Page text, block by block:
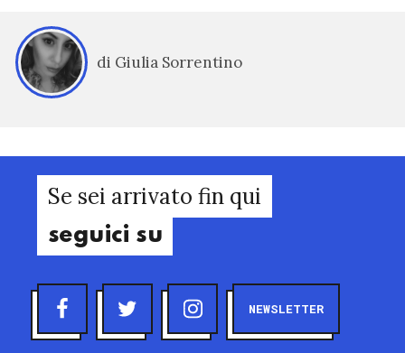
di Giulia Sorrentino
Se sei arrivato fin qui
seguici su
NEWSLETTER